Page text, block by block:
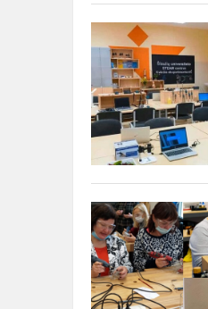
Mokomės
Vilniaus
universiteto
Šiaulių
akademijos
STEAM
cent...
Mokytojos
–
tarptautinės
STEAM
konferencijos